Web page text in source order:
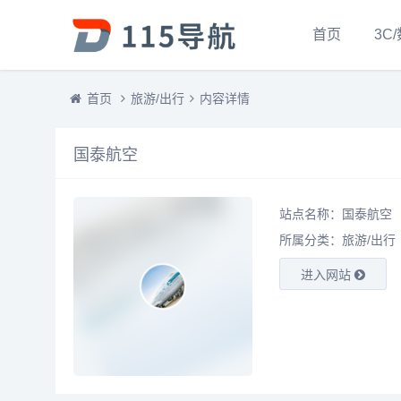
首页 3C/
首页 旅游/出行 内容详情
国泰航空
站点名称：国泰航空
所属分类： 旅游/出行
进入网站